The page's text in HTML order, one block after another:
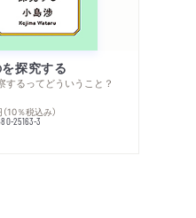
探究する
するってどういうこと？
（10％税込み）
25163-3